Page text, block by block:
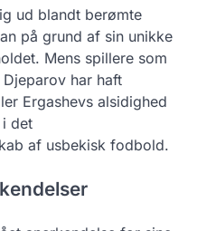
ud blandt berømte
på grund af sin unikke
Mens spillere som
har haft
Ergashevs alsidighed
det
af usbekisk fodbold.